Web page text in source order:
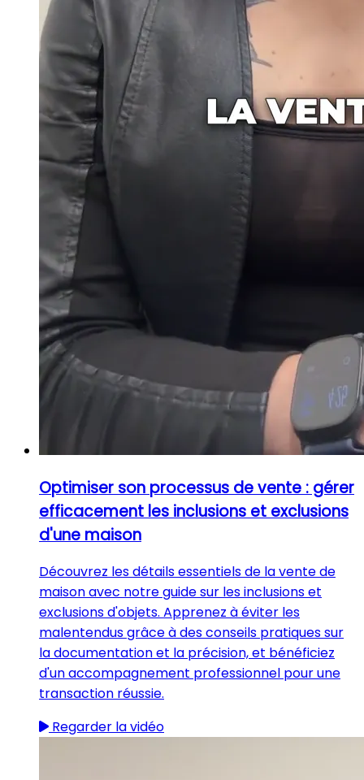
Optimiser son processus de vente : gérer
efficacement les inclusions et exclusions
d'une maison
Découvrez les détails essentiels de la vente de
maison avec notre guide sur les inclusions et
exclusions d'objets. Apprenez à éviter les
malentendus grâce à des conseils pratiques sur
la documentation et la précision, et bénéficiez
d'un accompagnement professionnel pour une
transaction réussie.
Regarder la vidéo